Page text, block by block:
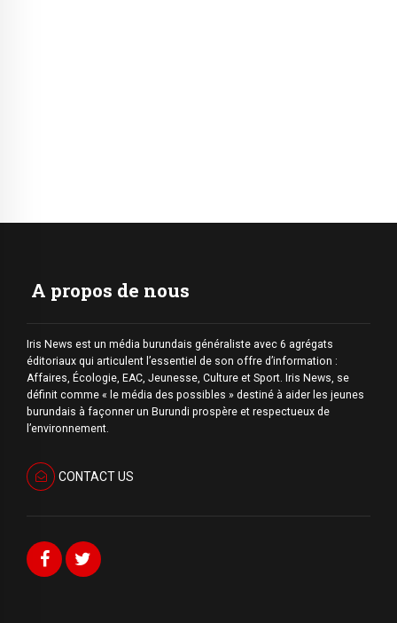
A propos de nous
Iris News est un média burundais généraliste avec 6 agrégats
éditoriaux qui articulent l’essentiel de son offre d’information :
Affaires, Écologie, EAC, Jeunesse, Culture et Sport. Iris News, se
définit comme « le média des possibles » destiné à aider les jeunes
burundais à façonner un Burundi prospère et respectueux de
l’environnement.
CONTACT US